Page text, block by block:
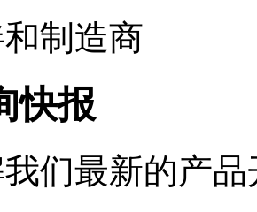
制造商
快报
们最新的产